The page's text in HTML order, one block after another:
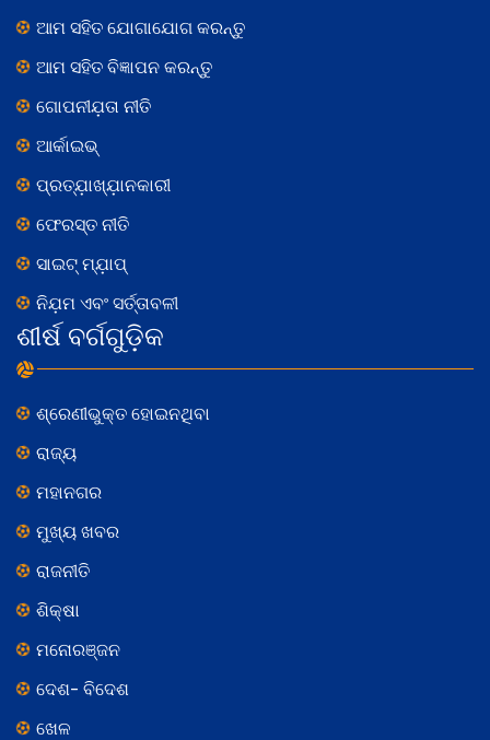
ଆମ ସହିତ ଯୋଗାଯୋଗ କରନ୍ତୁ
ଆମ ସହିତ ବିଜ୍ଞାପନ କରନ୍ତୁ
ଗୋପନୀଯ଼ତା ନୀତି
ଆର୍କାଇଭ୍
ପ୍ରତ୍ଯ଼ାଖ୍ଯ଼ାନକାରୀ
ଫେରସ୍ତ ନୀତି
ସାଇଟ୍ ମ୍ଯ଼ାପ୍
ନିଯ଼ମ ଏବଂ ସର୍ତ୍ତାବଳୀ
ଶୀର୍ଷ ବର୍ଗଗୁଡ଼ିକ
ଶ୍ରେଣୀଭୁକ୍ତ ହୋଇନଥିବା
ରାଜ୍ୟ
ମହାନଗର
ମୁଖ୍ୟ ଖବର
ରାଜନୀତି
ଶିକ୍ଷା
ମନୋରଞ୍ଜନ
ଦେଶ- ବିଦେଶ
ଖେଳ